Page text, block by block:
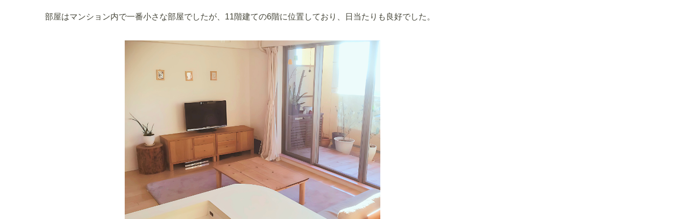
部屋はマンション内で一番小さな部屋でしたが、11階建ての6階に位置しており、日当たりも良好でした。